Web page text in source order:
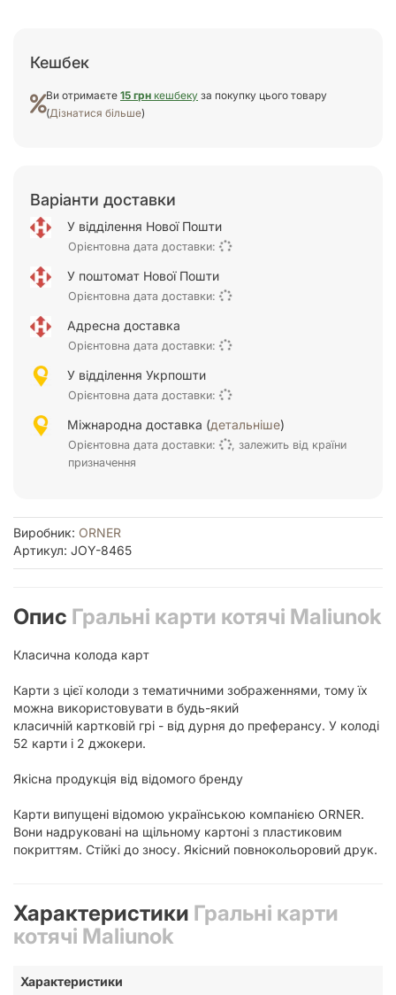
Кешбек
Ви отримаєте 15 грн кешбеку за покупку цього товару
(Дізнатися більше)
Варіанти доставки
У відділення Нової Пошти
Орієнтовна дата доставки:
У поштомат Нової Пошти
Орієнтовна дата доставки:
Адресна доставка
Орієнтовна дата доставки:
У відділення Укрпошти
Орієнтовна дата доставки:
Міжнародна доставка (детальніше)
Орієнтовна дата доставки:
, залежить від країни
призначення
Виробник: ORNER
Артикул: JOY-8465
Опис Гральні карти котячі Maliunok
Класична колода карт
Карти з цієї колоди з тематичними зображеннями, тому їх
можна використовувати в будь-який
класичній картковій грі - від дурня до преферансу. У колоді
52 карти і 2 джокери.
Якісна продукція від відомого бренду
Карти випущені відомою українською компанією ORNER.
Вони надруковані на щільному картоні з пластиковим
покриттям. Стійкі до зносу. Якісний повнокольоровий друк.
Характеристики Гральні карти
котячі Maliunok
Характеристики